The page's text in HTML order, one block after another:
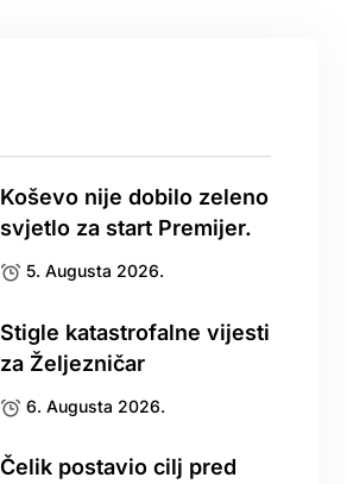
Koševo nije dobilo zeleno
svjetlo za start Premijer.
5. Augusta 2026.
Stigle katastrofalne vijesti
za Željezničar
6. Augusta 2026.
Čelik postavio cilj pred